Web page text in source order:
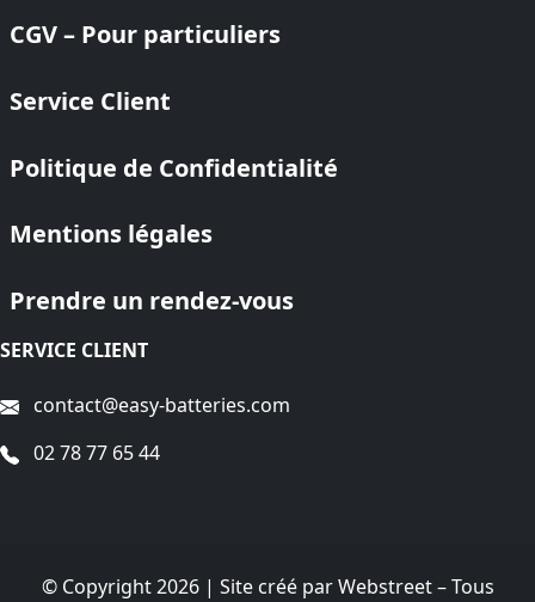
CGV – Pour particuliers
Service Client
Politique de Confidentialité
Mentions légales
Prendre un rendez-vous
SERVICE CLIENT
contact@easy-batteries.com
02 78 77 65 44
© Copyright 2026 | Site créé parWebstreet– Tous